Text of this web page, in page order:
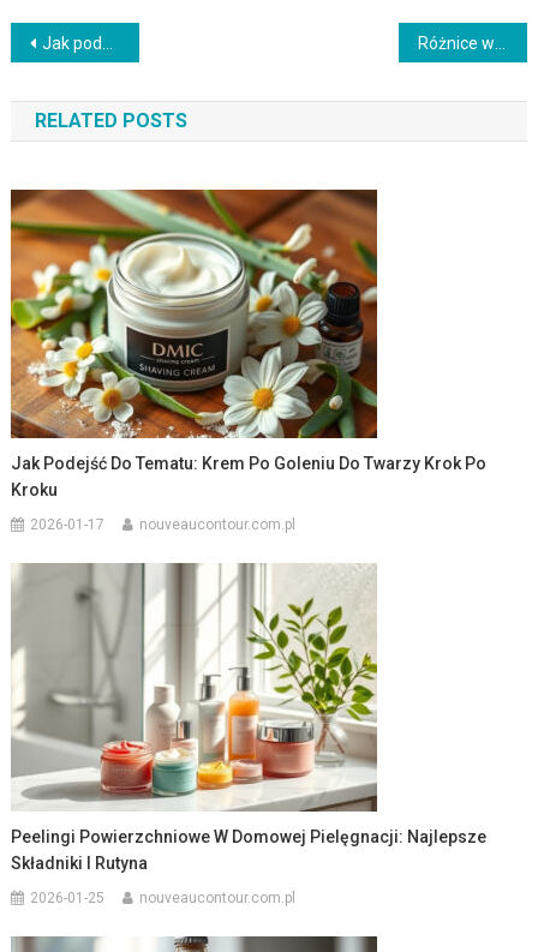
Nawigacja
wpisu
Jak podejść do tematu: thiamidol krok po kroku
RELATED POSTS
Jak Podejść Do Tematu: Krem Po Goleniu Do Twarzy Krok Po
Kroku
2026-01-17 nouveaucontour.com.pl
Peelingi Powierzchniowe W Domowej Pielęgnacji: Najlepsze
Składniki I Rutyna
2026-01-25 nouveaucontour.com.pl